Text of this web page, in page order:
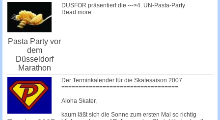
Pasta Party vor
dem
Düsseldorf
Marathon
DUSFOR präsentiert die --->4. UN-Pasta-Party
Read more...
Der Terminkalender für die Skatesaison 2007
==================================
Aloha Skater,
kaum läßt sich die Sonne zum ersten Mal so richtig